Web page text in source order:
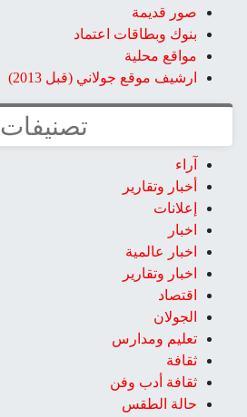
صور قديمة
بنوك وبطاقات اعتماد
مواقع محلية
ارشيف موقع جولاني (قبل 2013)
تصنيفات
آراء
أخبار وتقارير
إعلانات
اخبار
اخبار عالمية
اخبار وتقارير
اقتصاد
الجولان
تعليم ومدارس
ثقافة
ثقافة أدب وفن
حالة الطقس